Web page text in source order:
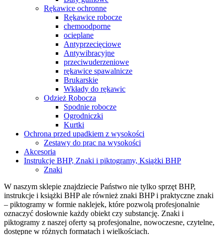
Rękawice ochronne
Rękawice robocze
chemoodporne
ocieplane
Antyprzecięciowe
Antywibracyjne
przeciwuderzeniowe
rękawice spawalnicze
Brukarskie
Wkłady do rękawic
Odzież Robocza
Spodnie robocze
Ogrodniczki
Kurtki
Ochrona przed upadkiem z wysokości
Zestawy do prac na wysokości
Akcesoria
Instrukcje BHP, Znaki i piktogramy, Książki BHP
Znaki
W naszym sklepie znajdziecie Państwo nie tylko sprzęt BHP,
instrukcje i książki BHP ale również znaki BHP i praktyczne znaki
– piktogramy w formie naklejek, które pozwolą profesjonalnie
oznaczyć dosłownie każdy obiekt czy substancję. Znaki i
piktogramy z naszej oferty są profesjonalne, nowoczesne, czytelne,
dostępne w różnych formatach i wielkościach.